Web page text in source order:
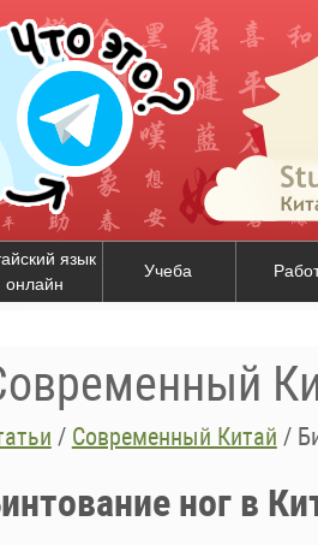
язык
онлайн
Учеба
/ Современный Китай /
ног в